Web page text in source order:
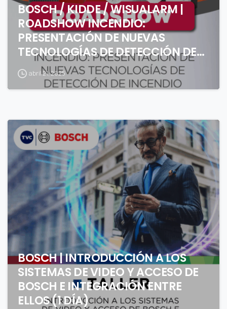
BOSCH / KIDDE / WISUALARM |
ROADSHOW INCENDIO:
PRESENTACIÓN DE NUEVAS
TECNOLOGÍAS DE DETECCIÓN DE
INCENDIO (1 DÍA)
abril 21, 2025
0
BOSCH | INTRODUCCIÓN A LOS
SISTEMAS DE VIDEO Y ACCESO DE
BOSCH E INTEGRACIÓN ENTRE
ELLOS (1 DÍA)